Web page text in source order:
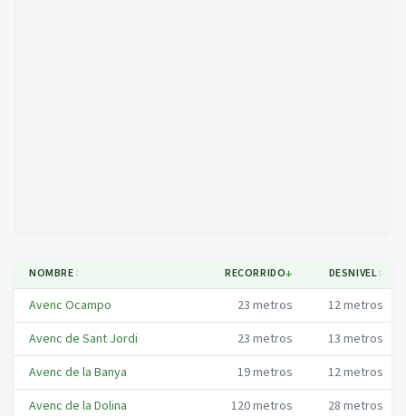
NOMBRE↕ RECORRIDO↓ DESNIVEL↕
Avenc Ocampo 23 metros 12metros
Avenc de Sant Jordi
23 metros 13 metros
Avenc de la Banya
19metros 12metros
Avenc de la Dolina
120metros 28 metros